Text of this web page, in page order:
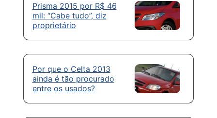
Prisma 2015 por R$ 46
mil: “Cabe tudo”, diz
proprietário
Por que o Celta 2013
ainda é tão procurado
entre os usados?